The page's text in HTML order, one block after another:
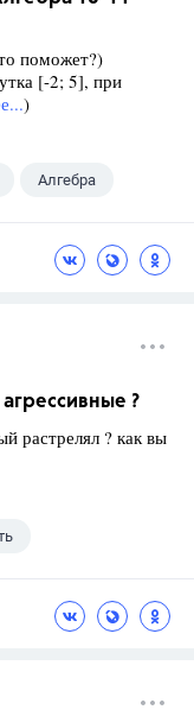
поможет?)
[-2; 5], при
)
Алгебра
?
растрелял ? как вы